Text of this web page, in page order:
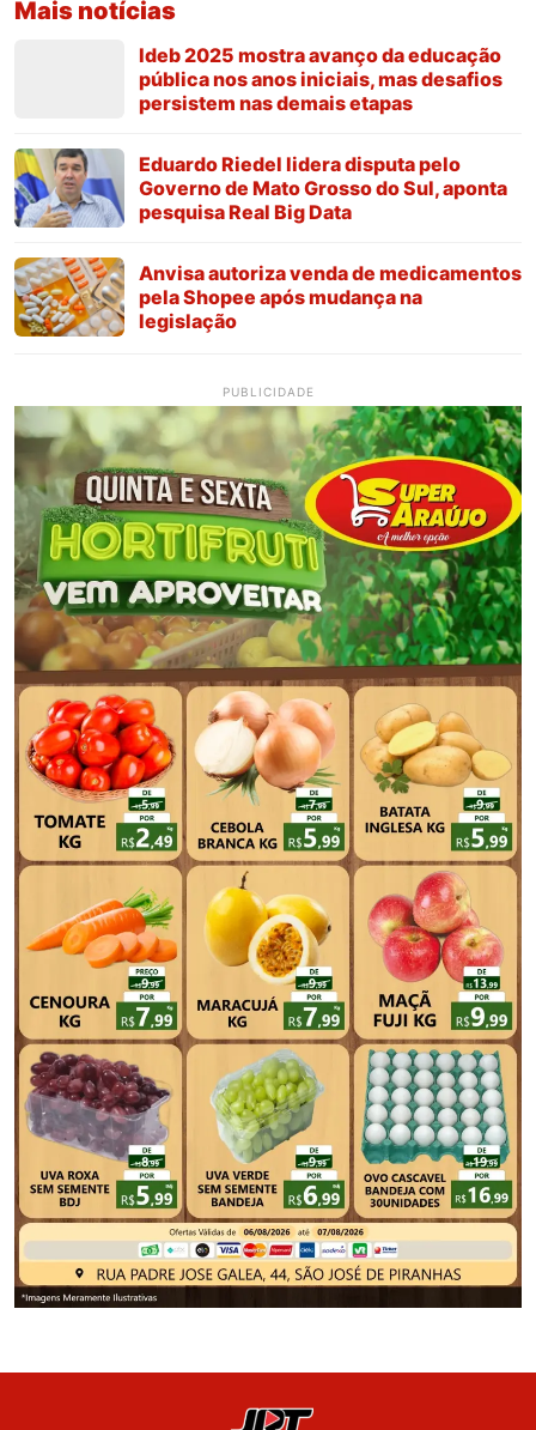
Mais notícias
Ideb 2025 mostra avanço da educação
pública nos anos iniciais, mas desafios
persistem nas demais etapas
Eduardo Riedel lidera disputa pelo
Governo de Mato Grosso do Sul, aponta
pesquisa Real Big Data
Anvisa autoriza venda de medicamentos
pela Shopee após mudança na
legislação
PUBLICIDADE